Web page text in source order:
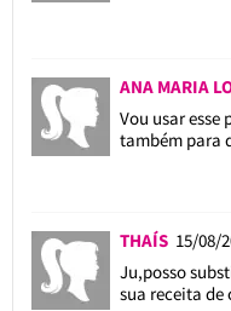
ANA MARIA
Vou usar esse
também para
THAÍS 15/08/
Ju,posso
sua receita de